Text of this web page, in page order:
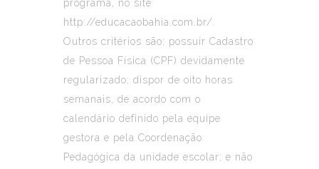
programa, no site
http://educacaobahia.com.br/.
Outros critérios são: possuir Cadastro
de Pessoa Física (CPF) devidamente
regularizado; dispor de oito horas
semanais, de acordo com o
calendário definido pela equipe
gestora e pela Coordenação
Pedagógica da unidade escolar; e não